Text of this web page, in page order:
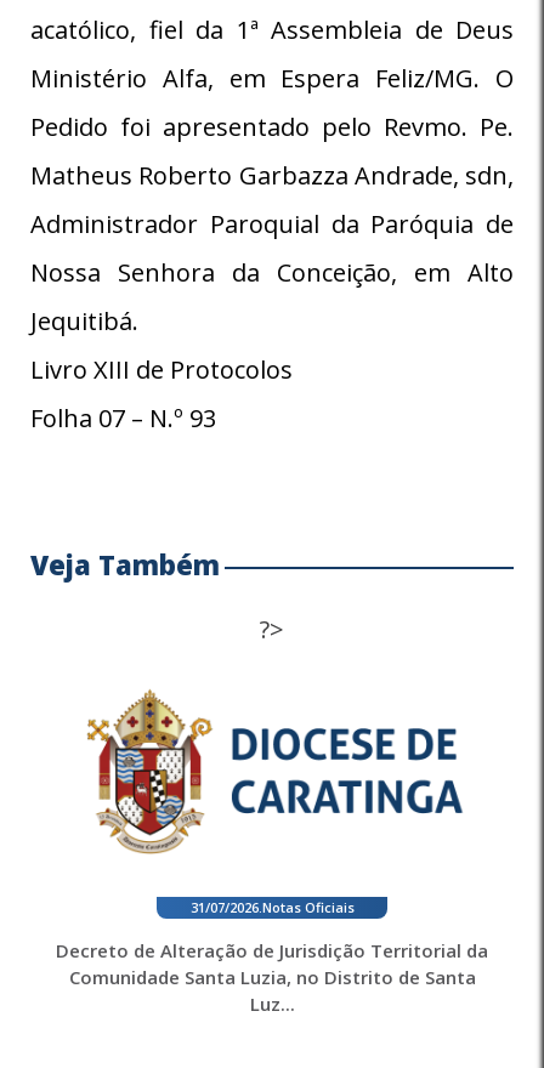
acatólico, fiel da 1ª Assembleia de Deus
Ministério Alfa, em Espera Feliz/MG. O
Pedido foi apresentado pelo Revmo. Pe.
Matheus Roberto Garbazza Andrade, sdn,
Administrador Paroquial da Paróquia de
Nossa Senhora da Conceição, em Alto
Jequitibá.
Livro XIII de Protocolos
Folha 07 – N.º 93
Veja Também
?>
31/07/2026. Notas Oficiais
Decreto de Alteração de Jurisdição Territorial da
Comunidade Santa Luzia, no Distrito de Santa
Luz...